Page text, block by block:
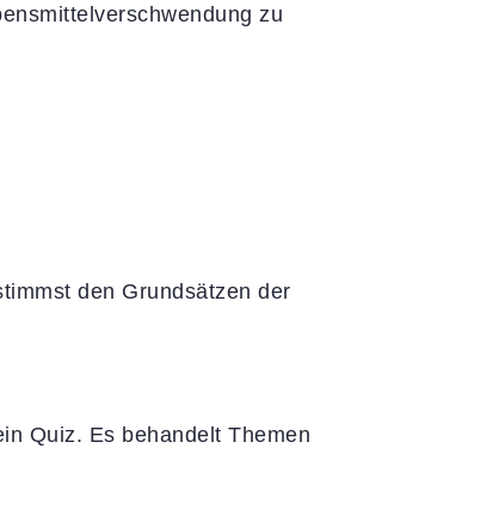
zu
den Grundsätzen der
Quiz. Es behandelt Themen